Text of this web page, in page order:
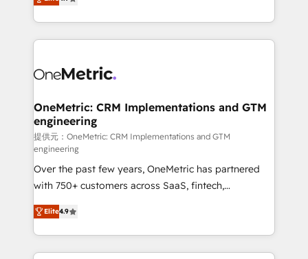
Barcelona and operating across Spain, LATAM, and
the UK, we support global companies in building
smarter marketing, sales, and customer success
Iberia (Spain & Portugal), we combine human insight
growth. Our multidisciplinary team designs solutions
that simplify complexity, boost performance, and
turn innovation into real impact. 🌍 Highlights •
HubSpot Partner since 2012 • 2022 EMEA Impact
Award: Best Integration • 150+ successful HubSpot
projects • Clients in 30+ industries • Proprietary
technology for integrations • Multilingual team:
English, Spanish, Portuguese & Italian 👉 Grow
smarter with AI and HubSpot.
OneMetric: CRM Implementations and GTM
engineering
提供元：OneMetric: CRM Implementations and GTM
engineering
Over the past few years, OneMetric has partnered
with 750+ customers across SaaS, fintech,
healthcare, real estate, and other industries. With
150+ HubSpot-certified experts, we deliver scalable
solutions to complex GTM and RevOps challenges.
Our Expertise 🔹 Onboarding & Implementation:
Elite4.9